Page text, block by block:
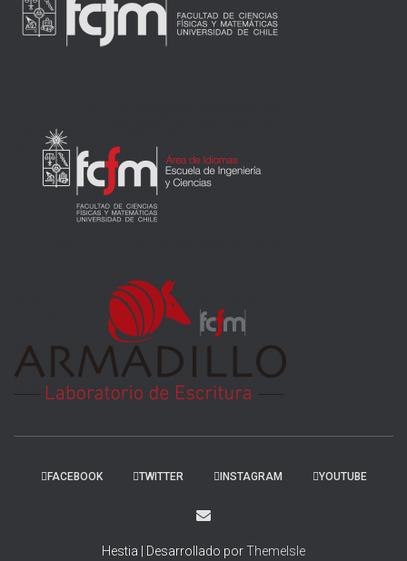
FACEBOOK TWITTER INSTAGRAM YOUTUBE
Hestia | Desarrollado porThemeIsle